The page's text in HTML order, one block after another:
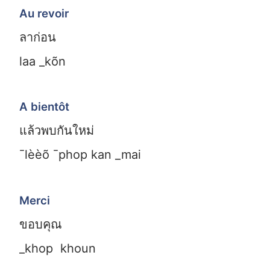
Au revoir
ลาก่อน
laa _kõn
A bientôt
แล้วพบกันใหม่
¯lèèõ ¯phop kan _mai
Merci
ขอบคุณ
_khop khoun